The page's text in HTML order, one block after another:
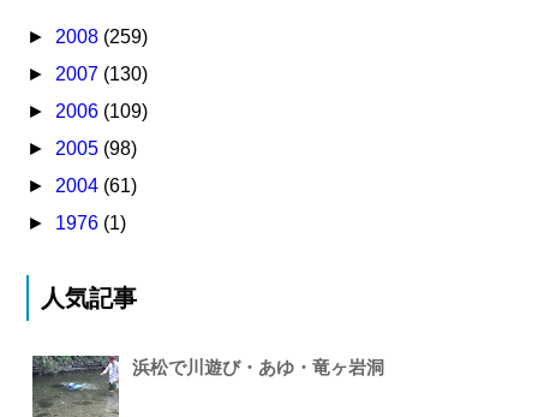
► 2008 (259)
► 2007 (130)
► 2006 (109)
► 2005 (98)
► 2004 (61)
► 1976 (1)
人気記事
浜松で川遊び・あゆ・竜ヶ岩洞